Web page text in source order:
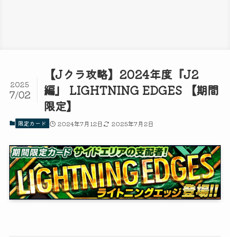
【Jクラ攻略】2024年度『J2
編』 LIGHTNING EDGES 【期間
限定】
2025
7/02
限定カード 2024年7月12日 2025年7月2日